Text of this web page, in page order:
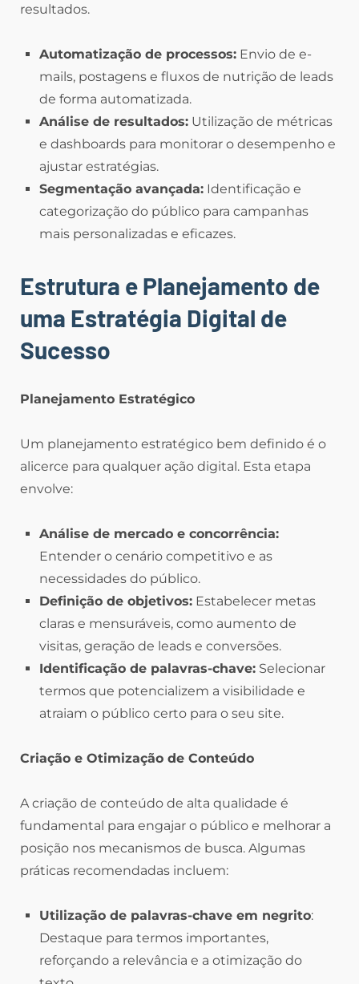
resultados.
Automatização de processos: Envio de e-
mails, postagens e fluxos de nutrição de leads
de forma automatizada.
Análise de resultados: Utilização de métricas
e dashboards para monitorar o desempenho e
ajustar estratégias.
Segmentação avançada: Identificação e
categorização do público para campanhas
mais personalizadas e eficazes.
Estrutura e Planejamento de
uma Estratégia Digital de
Sucesso
Planejamento Estratégico
Um planejamento estratégico bem definido é o
alicerce para qualquer ação digital. Esta etapa
envolve:
Análise de mercado e concorrência:
Entender o cenário competitivo e as
necessidades do público.
Definição de objetivos: Estabelecer metas
claras e mensuráveis, como aumento de
visitas, geração de leads e conversões.
Identificação de palavras-chave: Selecionar
termos que potencializem a visibilidade e
atraiam o público certo para o seu site.
Criação e Otimização de Conteúdo
A criação de conteúdo de alta qualidade é
fundamental para engajar o público e melhorar a
posição nos mecanismos de busca. Algumas
práticas recomendadas incluem:
Utilização de palavras-chave em negrito:
Destaque para termos importantes,
reforçando a relevância e a otimização do